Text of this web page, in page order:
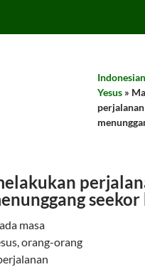
Indonesian
Yesus »
masa
orang-orang